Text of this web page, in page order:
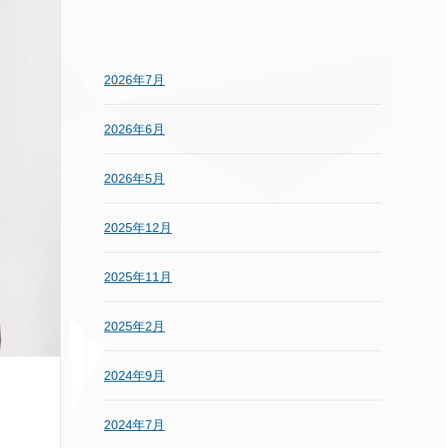
2026年7月
2026年6月
2026年5月
2025年12月
2025年11月
2025年2月
2024年9月
2024年7月